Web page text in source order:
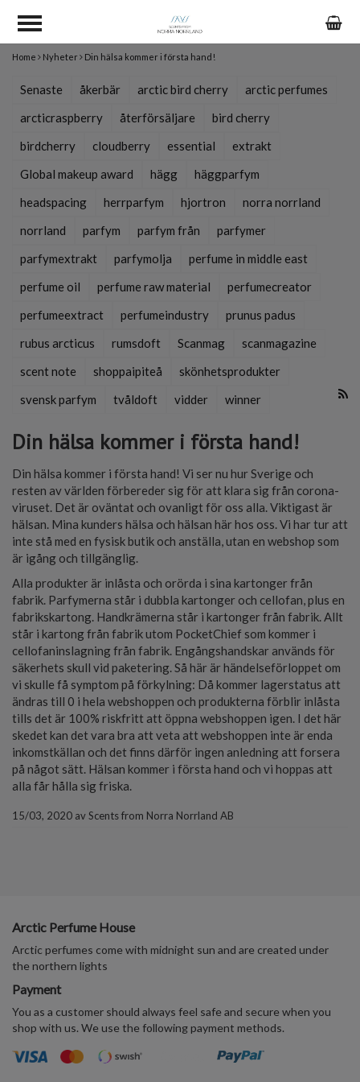
Home Nyheter Din hälsa kommer i första hand!
Senaste åkerbär arctic bird cherry
arctic perfumes
arcticraspberry
återförsäljare
bird cherry
birdcherry
cloudberry essential
extrakt
Global makeup award
hägg
häggparfym
headspacing
herrparfym hjortron
norra norrland
norrland
parfym parfym från
parfymer
parfymextrakt
parfymolja
perfume in middle east
perfume oil
perfume raw material
perfumecreator
perfumeextract
perfumeindustry
prunus padus
rubus arcticus
rumsdoft Scanmag
scanmagazine
scent note
shoppaipiteå
skönhetsprodukter
svensk parfym
tvåldoft vidder winner
Din hälsa kommer i första hand!
Din hälsa kommer i första hand! Vi ser nu hur Sverige och
resten av världen förbereder sig för att klara sig från corona-
viruset. Det är oväntat och ovanligt för oss alla. Viktigast är
hälsan. Mina kunders hälsa och hälsan här hos oss. Vi har tur att
inte stå med en fysisk butik och anställa, utan en webshop som
är igång och tillgänglig.
Alla produkter är inlåsta och orörda i sina kartonger från
fabrik. Parfymerna står i dubbla kartonger och cellofan, plus en
fabrikskartong. Handkrämerna står i kartonger från fabrik. Allt
står i kartong från fabrik utom PocketChief som kommer i
cellofaninslagning från fabrik. Engångshandskar används för
säkerhets skull vid paketering. Så här är händelseförloppet om
vi skulle få symptom på förkylning: Då kommer lagerstatus att
ändras till 0 i hela webshoppen och produkterna förblir inlåsta
tills det är 100% riskfritt att öppna webshoppen igen. I det här
skedet kan det vara bra att veta att webshoppen inte är enda
inkomstkällan och det finns därför ingen anledning att forsera
på något sätt. Hälsan kommer i första hand och vi hoppas att
alla får hålla sig friska.
15/03, 2020 avScents from Norra Norrland AB
Arctic Perfume House
Arctic perfumes come with midnight sun and are created under
the northern lights
Payment
You as a customer should always feel safe and secure when you
shop with us. We use the following payment methods.